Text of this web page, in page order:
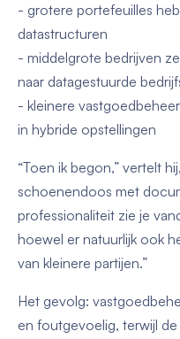
- grotere portefeuilles
datastructuren
- middelgrote bedrijven
naar datagestuurde
- kleinere
in hybride opstellingen
“Toen ik begon,” vertelt
schoenendoos met
professionaliteit zie je
hoewel er natuurlijk ook
van kleinere partijen.”
Het gevolg:
en foutgevoelig, terwijl